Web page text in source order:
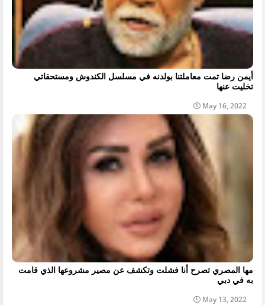
أيمن رضا تمت معاملتنا بولدنه في مسلسل الكندوش ومستحقاتي
تخليت عنها
May 16, 2022
مها المصري تصرح أنا فشلت وتكشف عن مصير مشروعها الذي قامت
به في دبي
May 13, 2022